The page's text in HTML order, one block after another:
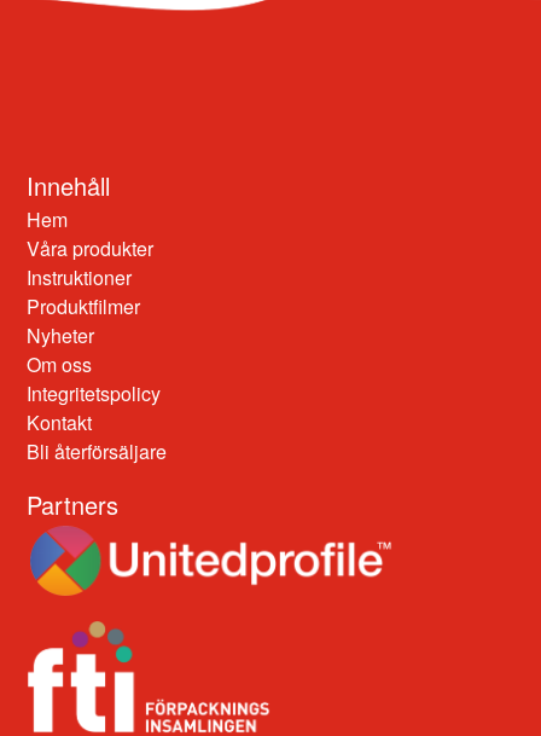
Innehåll
Hem
Våra produkter
Instruktioner
Produktfilmer
Nyheter
Om oss
Integritetspolicy
Kontakt
Bli återförsäljare
Partners